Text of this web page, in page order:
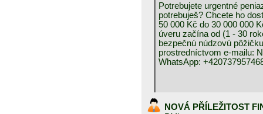
Potrebujete urgentné
potrebuješ? Chcete ho
50 000 Kč do 30 000 000
úveru začína od (1 - 30
bezpečnú núdzovú
prostredníctvom e-mailu:
WhatsApp:
NOVÁ PŘÍLEŽITOST